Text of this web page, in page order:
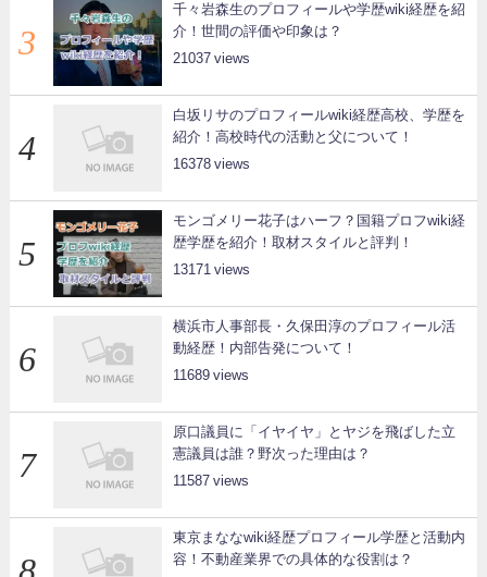
千々岩森生のプロフィールや学歴wiki経歴を紹
介！世間の評価や印象は？
21037
白坂リサのプロフィールwiki経歴高校、学歴を
紹介！高校時代の活動と父について！
16378
モンゴメリー花子はハーフ？国籍プロフwiki経
歴学歴を紹介！取材スタイルと評判！
13171
横浜市人事部長・久保田淳のプロフィール活
動経歴！内部告発について！
11689
原口議員に「イヤイヤ」とヤジを飛ばした立
憲議員は誰？野次った理由は？
11587
東京まななwiki経歴プロフィール学歴と活動内
容！不動産業界での具体的な役割は？